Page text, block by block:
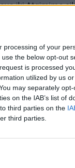
processing of your
the below opt-out
is processed
utilized by us
may separately
on the IAB’s list of
third parties on the
third parties.
iki Atgimimo
už švarų
moksleivė M.
pasakojo, kad
prie įvairių šalių